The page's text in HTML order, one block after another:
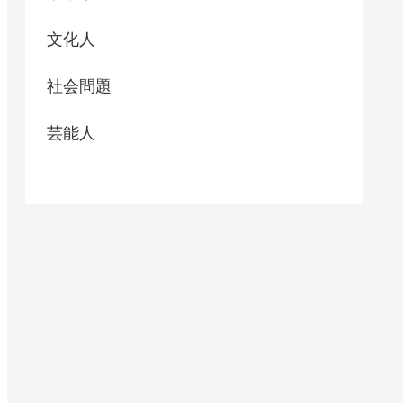
文化人
社会問題
芸能人